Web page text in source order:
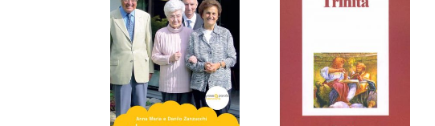
LEGGI TUTTO CARRELLO